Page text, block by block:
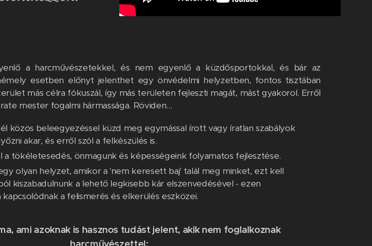
a harcművészetekkel, és nem egyenlő a küzdősportokkal, és bár az
esetben előnyt jelenthet egy önvédelmi helyzetben, fontos tisztában
más célra fókuszál, így más területen fejleszti magát, mást gyakorol. Erről
mester fogalmi hármassága. Röviden...
közös beleegyezéssel küzd meg egymással írott vagy íratlan szabályok
akar, és erről szól a felkészülés is.
a tökéletesedés, önmagunk és képességeink folyamatos fejlesztése.
olyan helyzet, amikor a 'nem keresett baj' talál meg minket, ezt kell
kiszabadulnunk a lehető legkisebb kár elszenvedésével - ezen
a felismerés és elkerülés eszközei.
ami azoknak is hasznos tudást jelent, akik nem foglalkoznak